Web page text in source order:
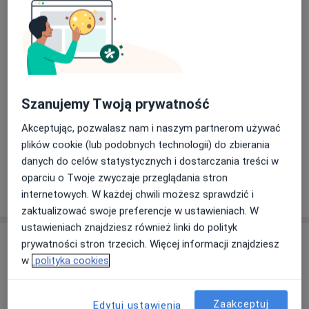
Konsultacja ginekologiczna
Od 250 zł Szczegóły
Konsultacja ginekologiczna + USG
380 zł Szczegóły
W jaki sposób ustalane są ceny?
Adresy (2)
Szanujemy Twoją prywatność
Akceptując, pozwalasz nam i naszym partnerom używać
plików cookie (lub podobnych technologii) do zbierania
danych do celów statystycznych i dostarczania treści w
oparciu o Twoje zwyczaje przeglądania stron
internetowych. W każdej chwili możesz sprawdzić i
zaktualizować swoje preferencje w ustawieniach. W
ustawieniach znajdziesz również linki do polityk
prywatności stron trzecich. Więcej informacji znajdziesz
w polityka cookies
Edytuj ustawienia Zaakceptuj